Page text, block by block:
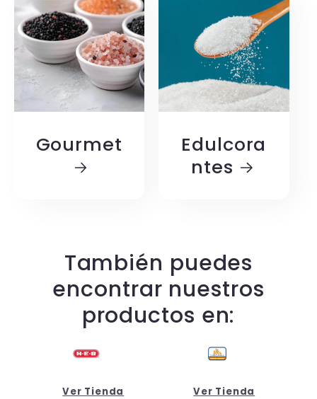
Gourmet
Edulcora
ntes
También puedes
encontrar nuestros
productos en:
Ver Tienda Ver Tienda